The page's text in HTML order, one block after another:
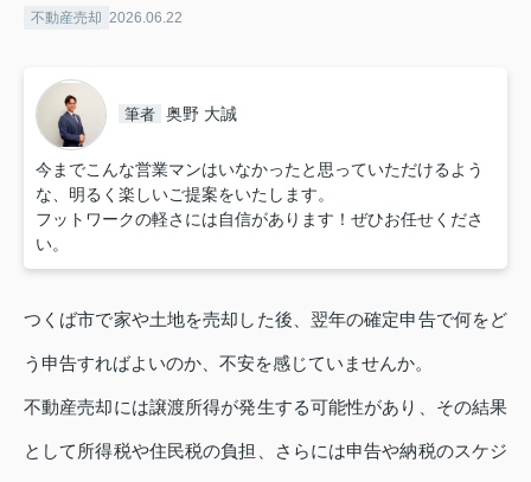
不動産売却 2026.06.22
筆者 奥野 大誠
今までこんな営業マンはいなかったと思っていただけるよう
な、明るく楽しいご提案をいたします。
フットワークの軽さには自信があります！ぜひお任せくださ
い。
つくば市で家や土地を売却した後、翌年の確定申告で何をど
う申告すればよいのか、不安を感じていませんか。
不動産売却には譲渡所得が発生する可能性があり、その結果
として所得税や住民税の負担、さらには申告や納税のスケジ